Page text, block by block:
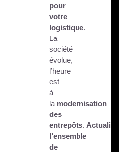
pour
votre
logistique.
La
société
évolue,
l’heure
est
à
la modernisation
des
entrepôts. Actualisez
l’ensemble
de